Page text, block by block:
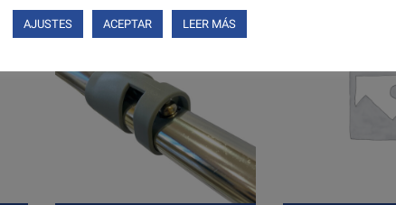
AJUSTES ACEPTAR LEER MÁS